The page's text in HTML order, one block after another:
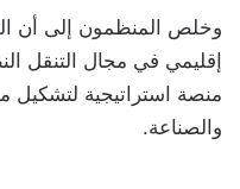
وخلص المنظمون إلى أن
إقليمي في مجال التنقل
منصة استراتيجية لتشكيل
والصناعة.